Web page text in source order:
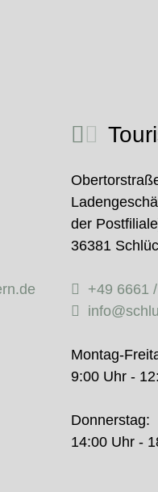
der
36381
+49 6661
Montag-
9:00 Uhr -
Donnerstag:
14:00 Uhr -